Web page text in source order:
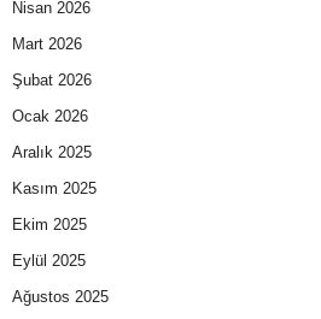
Nisan 2026
Mart 2026
Şubat 2026
Ocak 2026
Aralık 2025
Kasım 2025
Ekim 2025
Eylül 2025
Ağustos 2025